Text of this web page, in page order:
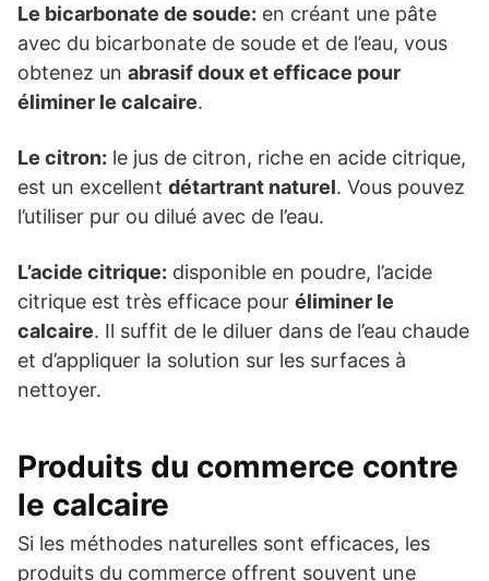
Le bicarbonate de soude: en créant une pâte
avec du bicarbonate de soude et de l’eau, vous
obtenez un abrasif doux et efficace pour
éliminer le calcaire.
Le citron: le jus de citron, riche en acide citrique,
est un excellent détartrant naturel. Vous pouvez
l’utiliser pur ou dilué avec de l’eau.
L’acide citrique: disponible en poudre, l’acide
citrique est très efficace pour éliminer le
calcaire. Il suffit de le diluer dans de l’eau chaude
et d’appliquer la solution sur les surfaces à
nettoyer.
Produits du commerce contre
le calcaire
Si les méthodes naturelles sont efficaces, les
produits du commerce offrent souvent une